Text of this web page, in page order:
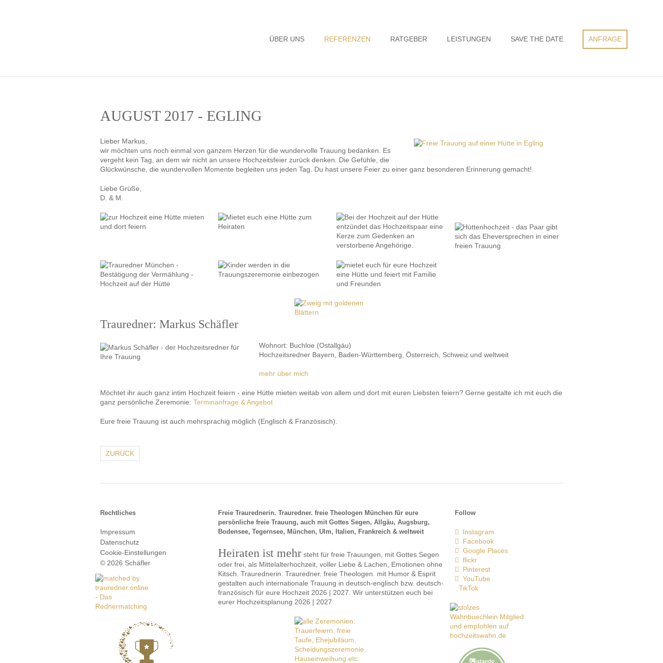
ANFRAGE
Navigation
ÜBER UNS REFERENZEN RATGEBER LEISTUNGEN SAVE THE DATE
AUGUST 2017 - EGLING
Lieber Markus,
wir möchten uns noch einmal von ganzem Herzen für die wundervolle Trauung bedanken. Es
vergeht kein Tag, an dem wir nicht an unsere Hochzeitsfeier zurück denken. Die Gefühle, die
Glückwünsche, die wundervollen Momente begleiten uns jeden Tag. Du hast unsere Feier zu einer ganz besonderen Erinnerung gemacht!
Liebe Grüße,
D. & M.
Trauredner: Markus Schäfler
Wohnort: Buchloe (Ostallgäu)
Hochzeitsredner Bayern, Baden-Württemberg, Österreich, Schweiz und weltweit
mehr über mich
Möchtet ihr auch ganz intim Hochzeit feiern - eine Hütte mieten weitab von allem und dort mit euren Liebsten feiern? Gerne gestalte ich mit euch die
ganz persönliche Zeremonie: Terminanfrage & Angebot
Eure freie Trauung ist auch mehrsprachig möglich (Englisch & Französisch).
ZURÜCK
Rechtliches
Impressum
Datenschutz
Cookie-Einstellungen
© 2026 Schäfler
Freie Traurednerin. Trauredner. freie Theologen München für eure
persönliche freie Trauung, auch mit Gottes Segen, Allgäu, Augsburg,
Bodensee, Tegernsee, München, Ulm, Italien, Frankreich & weltweit
Heiraten ist mehr steht für freie Trauungen, mit Gottes Segen
oder frei, als Mittelalterhochzeit, voller Liebe & Lachen, Emotionen ohne
Kitsch. Traurednerin. Trauredner. freie Theologen. mit Humor & Esprit
gestalten auch internationale Trauung in deutsch-englisch bzw. deutsch-
französisch für eure Hochzeit 2026 | 2027. Wir unterstützen euch bei
eurer Hochzeitsplanung 2026 | 2027.
Follow
Instagram
Facebook
Google Places
flickr
Pinterest
YouTube
TikTok